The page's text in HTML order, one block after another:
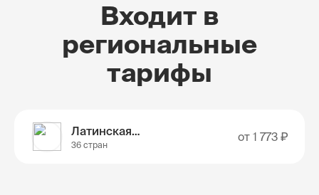
Входит в
региональные
тарифы
Латинская Америка
36 стран
от 1 773 ₽